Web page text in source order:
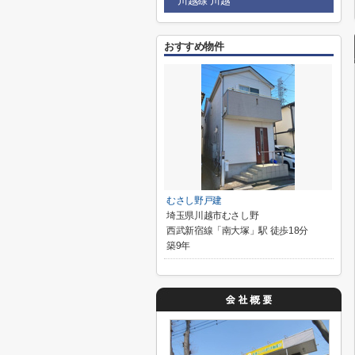
おすすめ物件
むさし野戸建
埼玉県川越市むさし野
西武新宿線「南大塚」駅 徒歩18分
築9年